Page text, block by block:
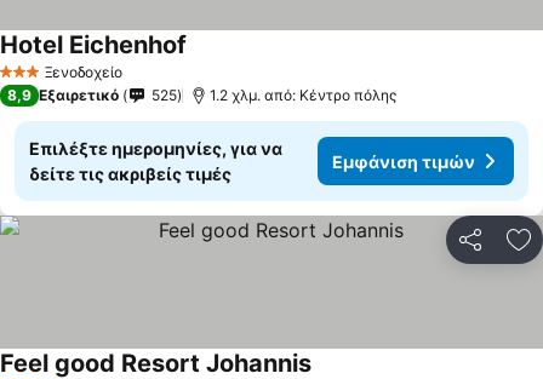
3 ΑστέριαΞενοδοχείο
Hotel Eichenhof
8,9 Εξαιρετικό 525 1.2 χλμ. από: Κέντρο πόλης
Επιλέξτε ημερομηνίες, για να
δείτε τις ακριβείς τιμές
Εμφάνιση τιμών
Feel good Resort Johannis